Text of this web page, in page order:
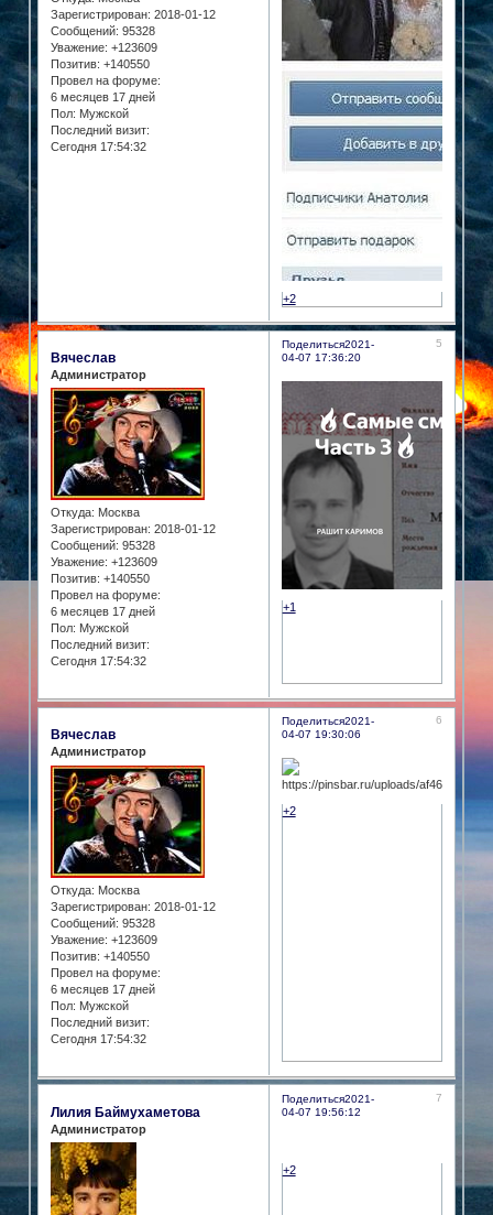
Зарегистрирован: 2018-01-12
Сообщений: 95328
Уважение: +123609
Позитив: +140550
Провел на форуме:
6 месяцев 17 дней
Пол: Мужской
Последний визит:
Сегодня 17:54:32
+2
Поделиться 5
2021-
04-07 17:36:20
Вячеслав
Администратор
Откуда: Москва
Зарегистрирован: 2018-01-12
Сообщений: 95328
Уважение: +123609
Позитив: +140550
Провел на форуме:
6 месяцев 17 дней
Пол: Мужской
Последний визит:
Сегодня 17:54:32
+1
Поделиться 6
2021-
04-07 19:30:06
Вячеслав
Администратор
Откуда: Москва
Зарегистрирован: 2018-01-12
Сообщений: 95328
Уважение: +123609
Позитив: +140550
Провел на форуме:
6 месяцев 17 дней
Пол: Мужской
Последний визит:
Сегодня 17:54:32
+2
Поделиться 7
2021-
04-07 19:56:12
Лилия Баймухаметова
Администратор